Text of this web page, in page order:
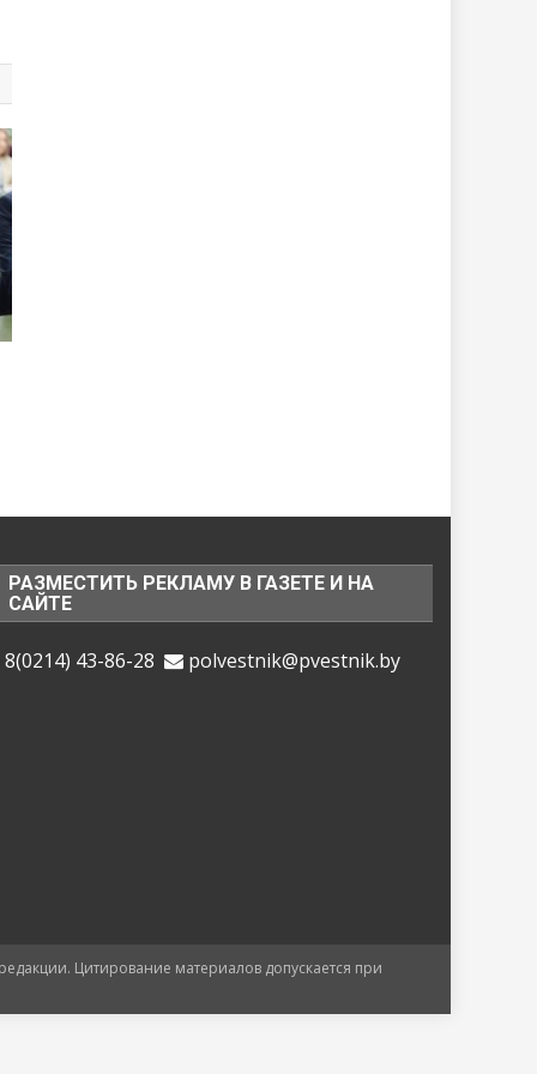
РАЗМЕСТИТЬ РЕКЛАМУ В ГАЗЕТЕ И НА
САЙТЕ
8(0214) 43-86-28 polvestnik@pvestnik.by
Цитирование материалов допускается при